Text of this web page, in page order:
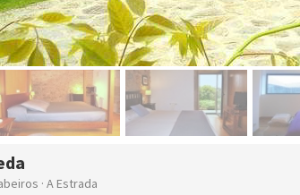
· A Estrada